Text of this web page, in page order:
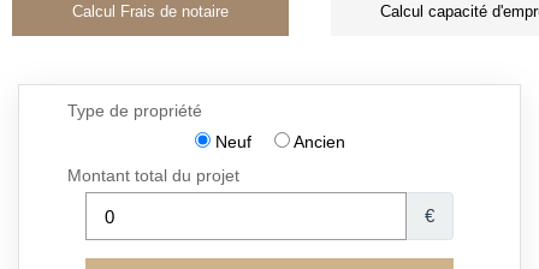
Calcul Frais de notaire Calcul capacité